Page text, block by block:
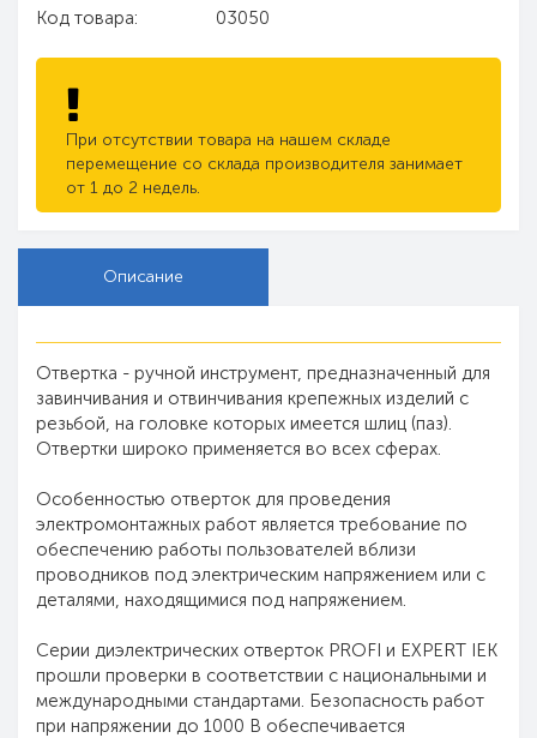
Код товара:
03050
При отсутствии товара на нашем складе
перемещение со склада производителя занимает
от 1 до 2 недель.
Описание
Отвертка - ручной инструмент, предназначенный для
завинчивания и отвинчивания крепежных изделий с
резьбой, на головке которых имеется шлиц (паз).
Отвертки широко применяется во всех сферах.
Особенностью отверток для проведения
электромонтажных работ является требование по
обеспечению работы пользователей вблизи
проводников под электрическим напряжением или с
деталями, находящимися под напряжением.
Серии диэлектрических отверток PROFI и EXPERT IEK
прошли проверки в соответствии с национальными и
международными стандартами. Безопасность работ
при напряжении до 1000 В обеспечивается